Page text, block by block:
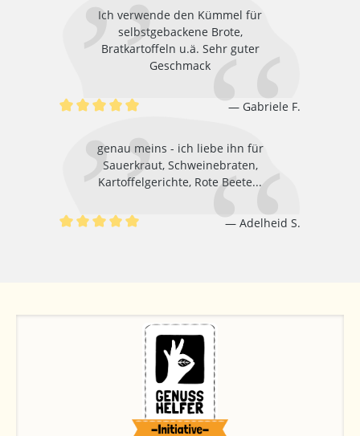
Ich verwende den Kümmel für
selbstgebackene Brote,
Bratkartoffeln u.ä. Sehr guter
Geschmack
Gabriele F.
genau meins - ich liebe ihn für
Sauerkraut, Schweinebraten,
Kartoffelgerichte, Rote Beete...
Adelheid S.